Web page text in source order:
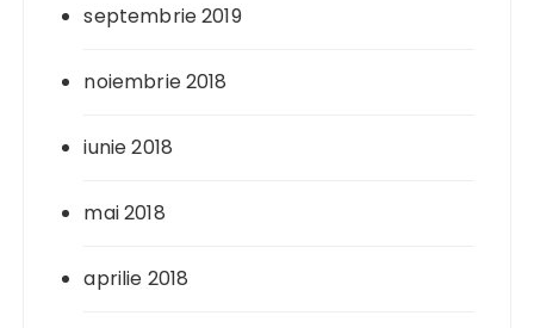
septembrie 2019
noiembrie 2018
iunie 2018
mai 2018
aprilie 2018